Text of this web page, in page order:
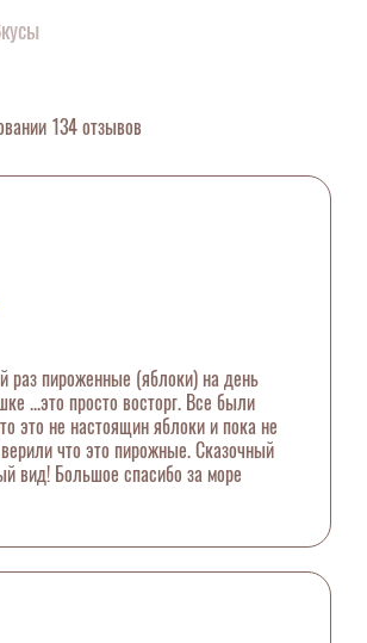
134 отзывов
раз пироженные (яблоки) на день
...это просто восторг. Все были
это не настоящин яблоки и пока не
что это пирожные. Сказочный
вид! Большое спасибо за море